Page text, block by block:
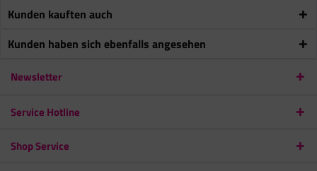
Kunden kauften auch
Kunden haben sich ebenfalls angesehen
Newsletter
Service Hotline
Shop Service